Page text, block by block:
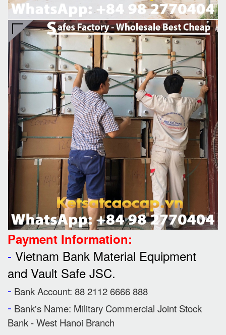
Payment Information:
- Vietnam Bank Material Equipment
and Vault Safe JSC.
- Bank Account: 88 2112 6666 888
- Bank's Name: Military Commercial Joint Stock
Bank - West Hanoi Branch